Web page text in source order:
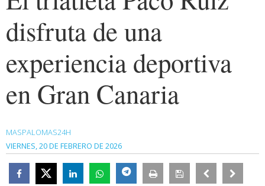
disfruta de una
experiencia deportiva
en Gran Canaria
MASPALOMAS24H
VIERNES, 20 DE FEBRERO DE 2026